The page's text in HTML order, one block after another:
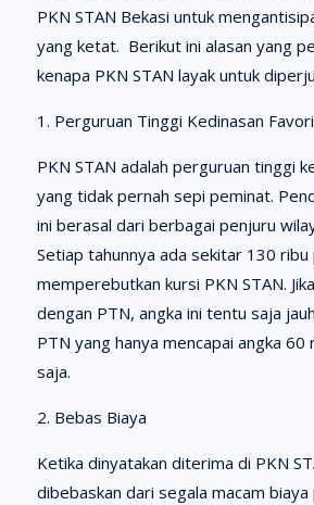
PKN STAN Bekasi untuk
yang ketat. Berikut ini alasan yang
kenapa PKN STAN layak untuk
1. Perguruan Tinggi Kedinasan
PKN STAN adalah perguruan tinggi
yang tidak pernah sepi peminat.
ini berasal dari berbagai penjuru
Setiap tahunnya ada sekitar 130
memperebutkan kursi PKN STAN.
dengan PTN, angka ini tentu saja
PTN yang hanya mencapai angka
saja.
2. Bebas Biaya
Ketika dinyatakan diterima di PKN
dibebaskan dari segala macam